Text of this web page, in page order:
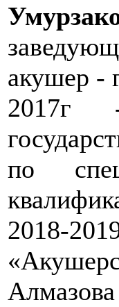
акушер -
2017г
по
2018-